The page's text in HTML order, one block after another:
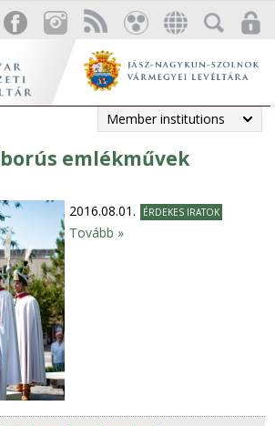
Member institutions
emlékművek
2016.08.01. ÉRDEKES IRATOK
Tovább »